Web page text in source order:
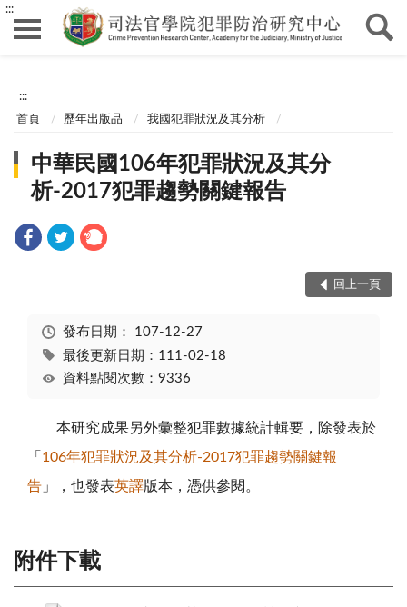
:::
:::
首頁 歷年出版品 我國犯罪狀況及其分析
中華民國106年犯罪狀況及其分
析-2017犯罪趨勢關鍵報告
回上一頁
發布日期： 107-12-27
最後更新日期：111-02-18
資料點閱次數：9336
本研究成果另外彙整犯罪數據統計輯要，除發表於
「 106年犯罪狀況及其分析-2017犯罪趨勢關鍵報
告 」，也發表英譯版本，憑供參閱。
附件下載